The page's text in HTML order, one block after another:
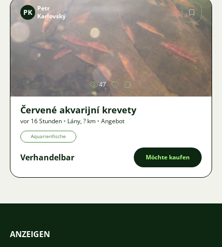
Bild
PK
Petr
Karlovský
47
Červené akvarijní krevety
vor 16 Stunden • Lány,? km • Angebot
Aquarienfische
Verhandelbar Möchte kaufen
ANZEIGEN